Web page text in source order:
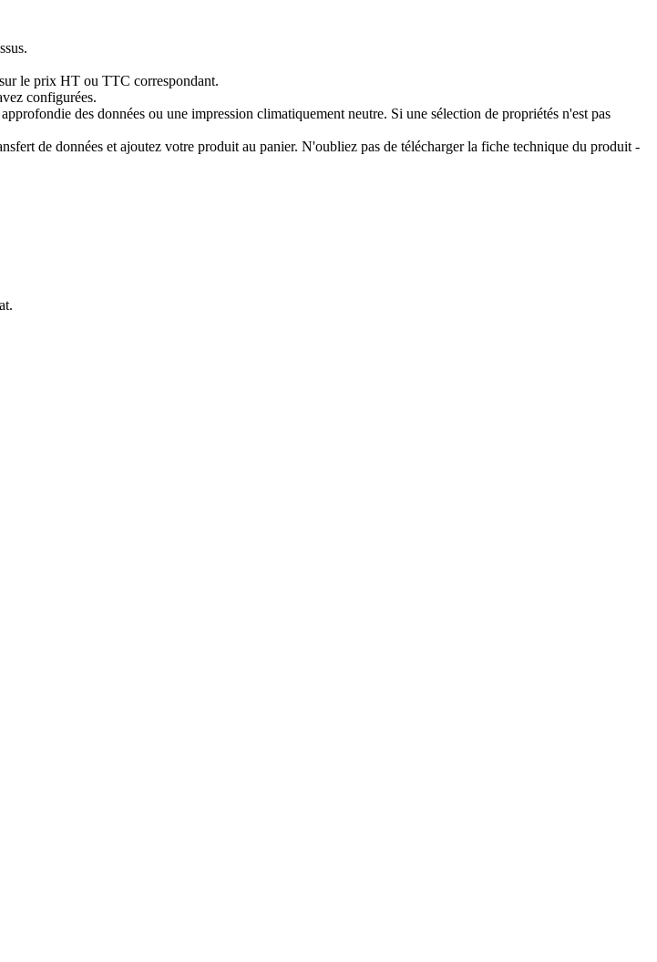
le prix HT ou TTC correspondant.
configurées.
des données ou une impression climatiquement neutre. Si une sélection de propriétés n'est pas
de données et ajoutez votre produit au panier. N'oubliez pas de télécharger la fiche technique du produit -